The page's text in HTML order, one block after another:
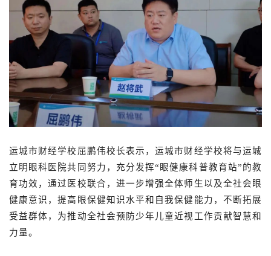
运城市财经学校屈鹏伟校长表示，运城市财经学校将与运城
立明眼科医院共同努力，充分发挥“眼健康科普教育站”的教
育功效，通过医校联合，进一步增强全体师生以及全社会眼
健康意识，提高眼保健知识水平和自我保健能力，不断拓展
受益群体，为推动全社会预防少年儿童近视工作贡献智慧和
力量。